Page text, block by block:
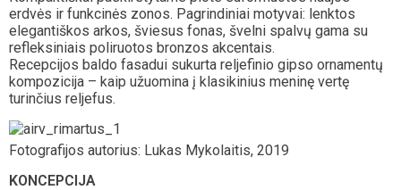
erdvės ir funkcinės zonos. Pagrindiniai motyvai: lenktos
elegantiškos arkos, šviesus fonas, švelni spalvų gama su
refleksiniais poliruotos bronzos akcentais.
Recepcijos baldo fasadui sukurta reljefinio gipso ornamentų
kompozicija – kaip užuomina į klasikinius meninę vertę
turinčius reljefus.
Fotografijos autorius: Lukas Mykolaitis, 2019
KONCEPCIJA